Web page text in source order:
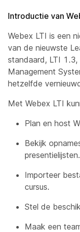
Introductie van
Webex LTI is een
van de nieuwste
standaard, LTI 1.3,
Management
hetzelfde
Met Webex LTI
Plan en host
Bekijk
presentielijsten.
Importeer
cursus.
Stel de
Maak een